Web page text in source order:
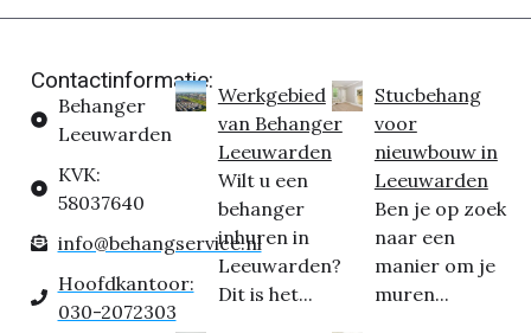
Contactinformatie:
Behanger
Leeuwarden
KVK:
58037640
info@behangservice.nl
Hoofdkantoor:
030-2072303
Werkgebied
van Behanger
Leeuwarden
Wilt u een
behanger
inhuren in
Leeuwarden?
Dit is het...
Stucbehang
voor
nieuwbouw in
Leeuwarden
Ben je op zoek
naar een
manier om je
muren...